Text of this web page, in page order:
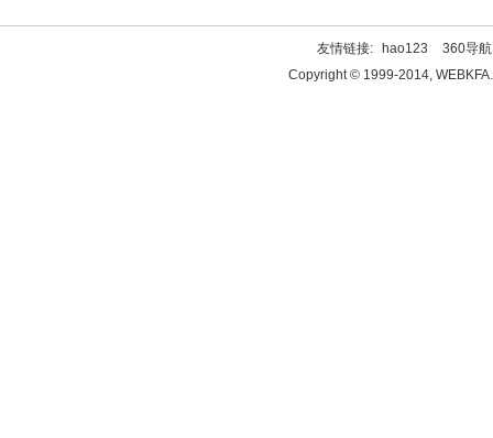
友情链接: hao123
360导航
Copyright © 1999-2014,